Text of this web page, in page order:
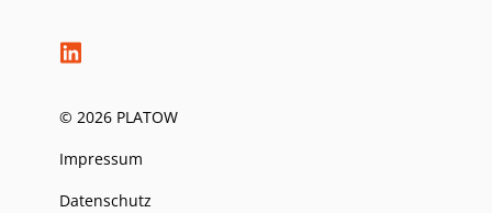
© 2026 PLATOW
Impressum
Datenschutz